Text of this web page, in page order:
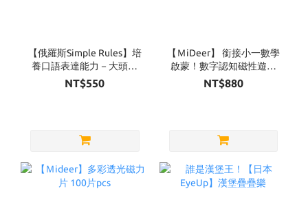
【俄羅斯Simple Rules】培
養口語表達能力－大頭娃
娃新中文版－強化STEAM
教育
NT$550
【ＭiDeer】 銜接小一數學
啟蒙！數字認知磁性遊戲
板
NT$880